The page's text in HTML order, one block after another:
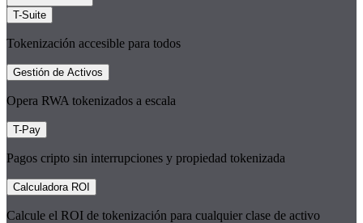
T-Suite
Tokenización accesible para todos
Gestión de Activos
Opera RWA tokenizados a escala
T-Pay
Pagos cripto sin interrupciones y propiedad tokenizada
Calculadora ROI
Calcule el ROI de tokenización para cualquier clase de activo